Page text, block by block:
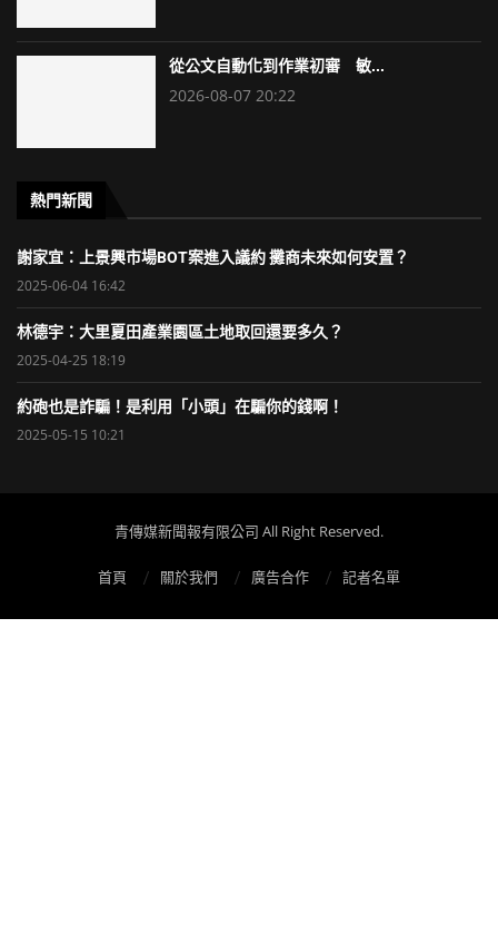
從公文自動化到作業初審 敏...
2026-08-07 20:22
熱門新聞
謝家宜：上景興市場BOT案進入議約 攤商未來如何安置？
2025-06-04 16:42
林德宇：大里夏田產業園區土地取回還要多久？
2025-04-25 18:19
約砲也是詐騙！是利用「小頭」在騙你的錢啊！
2025-05-15 10:21
青傳媒新聞報有限公司 All Right Reserved.
首頁 關於我們 廣告合作 記者名單